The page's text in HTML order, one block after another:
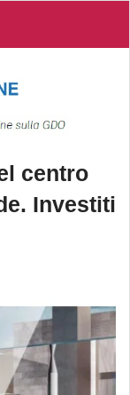
centro
Investiti